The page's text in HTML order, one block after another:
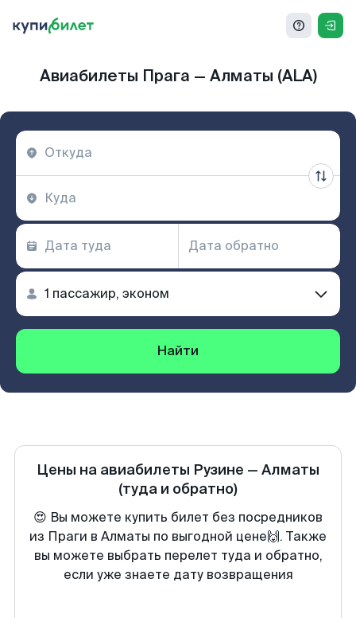
Авиабилеты Прага — Алматы (ALA)
Найти
Цены на авиабилеты Рузине — Алматы
(туда и обратно)
😍 Вы можете купить билет без посредников
из Праги в Алматы по выгодной цене🙌. Также
вы можете выбрать перелет туда и обратно,
если уже знаете дату возвращения